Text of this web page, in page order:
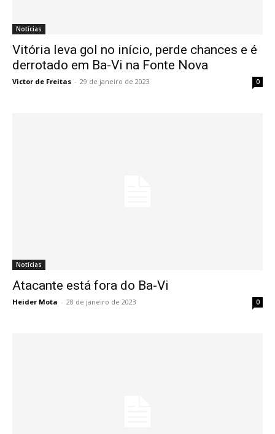
Notícias
Vitória leva gol no início, perde chances e é
derrotado em Ba-Vi na Fonte Nova
Victor de Freitas - 29 de janeiro de 2023 0
Notícias
Atacante está fora do Ba-Vi
Heider Mota - 28 de janeiro de 2023 0